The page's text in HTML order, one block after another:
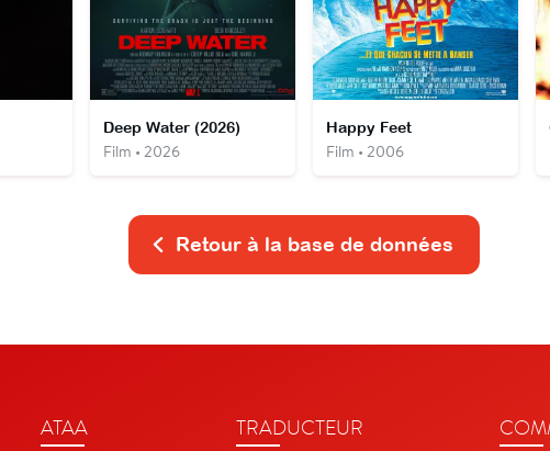
Deep Water (2026)
Film • 2026
Happy Feet
Film • 2006
Retour à la base de données
ATAA TRADUCTEUR